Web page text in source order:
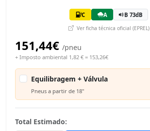
C A B 73dB
Ver ficha técnica oficial (EPREL)
151,44€ /pneu
+ Imposto ambiental 1,82 € = 153,26€
Equilibragem + Válvula
Pneus a partir de 18"
Total Estimado: